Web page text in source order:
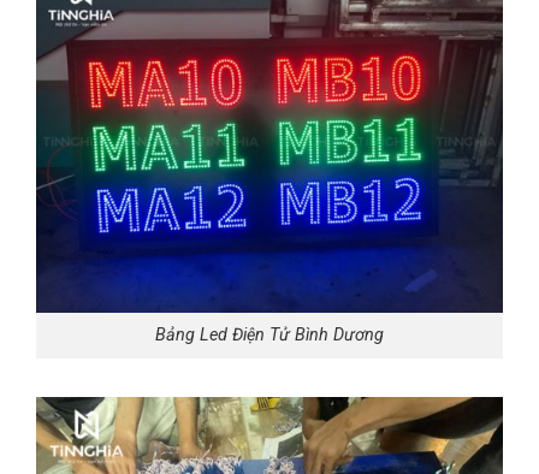
Bảng Led Điện Tử Bình Dương